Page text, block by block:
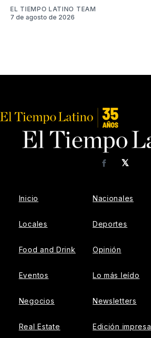
EL TIEMPO LATINO TEAM
7 de agosto de 2026
𝕏
Facebook
Inicio
Locales
Food and Drink
Eventos
Negocios
Real Estate
Nacionales
Deportes
Opinión
Lo más leído
Newsletters
Edición impresa